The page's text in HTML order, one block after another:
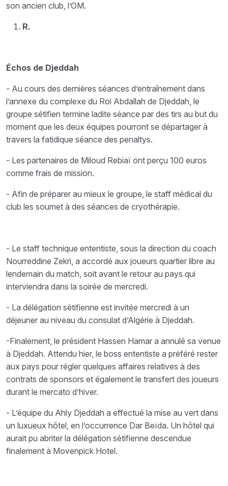
son ancien club, l’OM.
R.
Échos de Djeddah
- Au cours des dernières séances d’entraînement dans
l’annexe du complexe du Roi Abdallah de Djeddah, le
groupe sétifien termine ladite séance par des tirs au but du
moment que les deux équipes pourront se départager à
travers la fatidique séance des penaltys.
- Les partenaires de Miloud Rebiaï ont perçu 100 euros
comme frais de mission.
- Afin de préparer au mieux le groupe, le staff médical du
club les soumet à des séances de cryothérapie.
- Le staff technique ententiste, sous la direction du coach
Nourreddine Zekri, a accordé aux joueurs quartier libre au
lendemain du match, soit avant le retour au pays qui
interviendra dans la soirée de mercredi.
- La délégation sétifienne est invitée mercredi à un
déjeuner au niveau du consulat d’Algérie à Djeddah.
-Finalement, le président Hassen Hamar a annulé sa venue
à Djeddah. Attendu hier, le boss ententiste a préféré rester
aux pays pour régler quelques affaires relatives à des
contrats de sponsors et également le transfert des joueurs
durant le mercato d’hiver.
- L’équipe du Ahly Djeddah a effectué la mise au vert dans
un luxueux hôtel, en l’occurrence Dar Beïda. Un hôtel qui
aurait pu abriter la délégation sétifienne descendue
finalement à Movenpick Hotel.